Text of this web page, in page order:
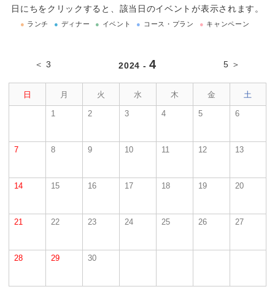
日にちをクリックすると、該当日のイベントが表示されます。
● ランチ ● ディナー ● イベント ● コース・プラン ● キャンペーン
＜ 3 2024 -4 5 ＞
日 月 火 水 木 金 土
1 2 3 4 5 6
7 8 9 10 11 12 13
14 15 16 17 18 19 20
21 22 23 24 25 26 27
28 29 30